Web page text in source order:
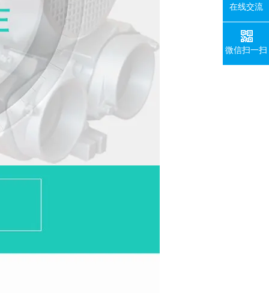
在线交流
微信扫一扫